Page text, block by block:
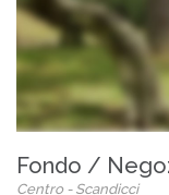
Fondo /
Centro - Scandicci